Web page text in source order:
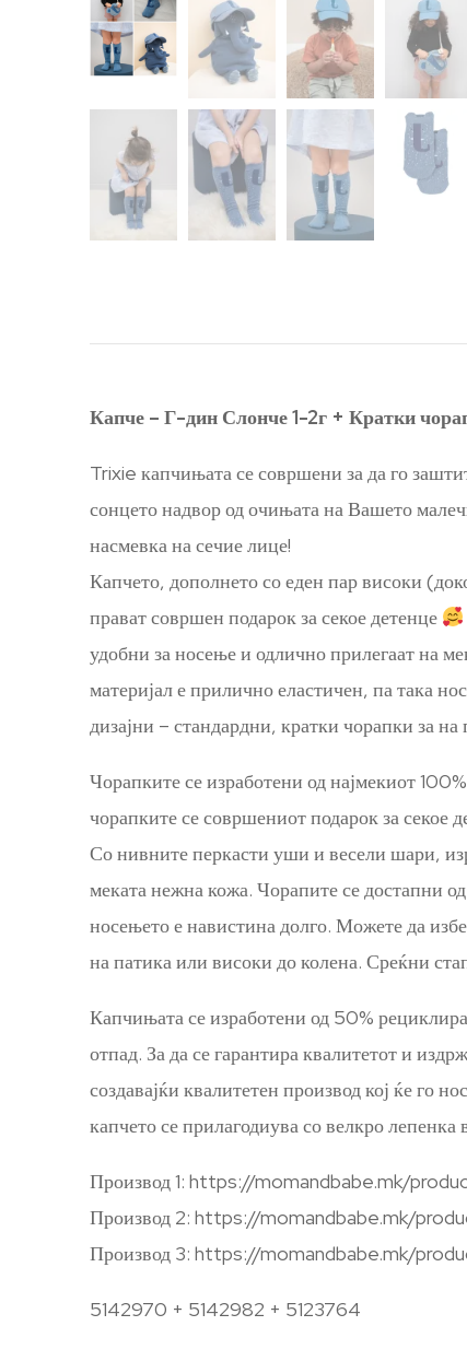
Капче – Г-дин Слонче 1-2г + Кратки
Trixie капчињата се совршени за да го
сонцето надвор од очињата на Вашето
насмевка на сечие лице!
Капчето, дополнето со еден пар високи
прават совршен подарок за секое детенце
удобни за носење и одлично прилегаат на
материјал е прилично еластичен, па така
дизајни – стандардни, кратки чорапки за
Чорапките се изработени од најмекиот
чорапките се совршениот подарок за секое
Со нивните перкасти уши и весели шари,
меката нежна кожа. Чорапите се достапни
носењето е навистина долго. Можете да
на патика или високи до колена. Среќни
Капчињата се изработени од 50%
отпад. За да се гарантира квалитетот и
создавајќи квалитетен производ кој ќе го
капчето се прилагодиува со велкро
Производ 1: https://momandbabe.mk/
Производ 2: https://momandbabe.mk/
Производ 3: https://momandbabe.mk/
5142970 + 5142982 + 5123764